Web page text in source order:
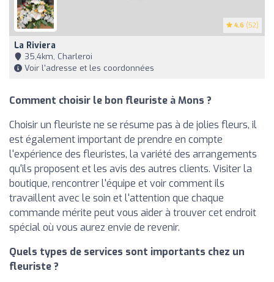
4.6 (52)
La Riviera
35,4km, Charleroi
Voir l'adresse et les coordonnées
Comment choisir le bon fleuriste à Mons ?
Choisir un fleuriste ne se résume pas à de jolies fleurs, il
est également important de prendre en compte
l'expérience des fleuristes, la variété des arrangements
qu'ils proposent et les avis des autres clients. Visiter la
boutique, rencontrer l'équipe et voir comment ils
travaillent avec le soin et l'attention que chaque
commande mérite peut vous aider à trouver cet endroit
spécial où vous aurez envie de revenir.
Quels types de services sont importants chez un
fleuriste ?